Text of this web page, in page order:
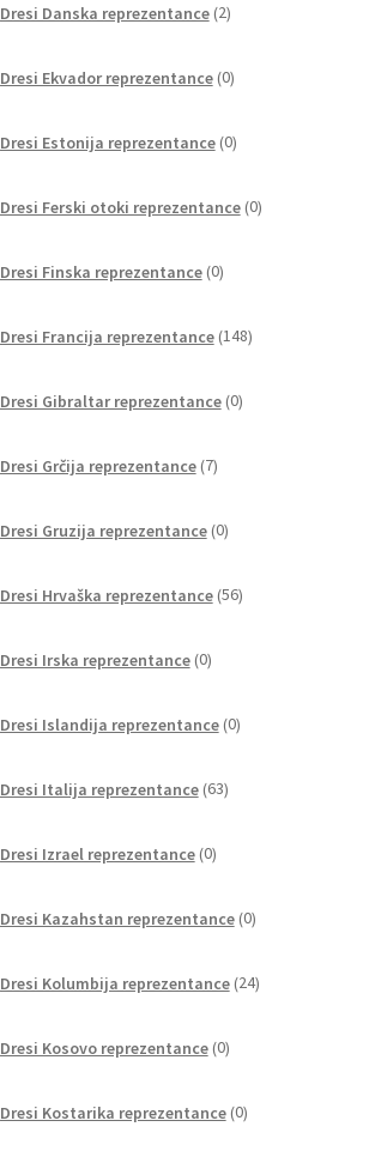
Dresi Danska reprezentance 2izdelka
Dresi Ekvador reprezentance 0izdelkov
Dresi Estonija reprezentance 0izdelkov
Dresi Ferski otoki reprezentance 0izdelkov
Dresi Finska reprezentance 0izdelkov
Dresi Francija reprezentance 148izdelkov
Dresi Gibraltar reprezentance 0izdelkov
Dresi Grčija reprezentance 7izdelkov
Dresi Gruzija reprezentance 0izdelkov
Dresi Hrvaška reprezentance 56izdelkov
Dresi Irska reprezentance 0izdelkov
Dresi Islandija reprezentance 0izdelkov
Dresi Italija reprezentance 63izdelkov
Dresi Izrael reprezentance 0izdelkov
Dresi Kazahstan reprezentance 0izdelkov
Dresi Kolumbija reprezentance 24izdelkov
Dresi Kosovo reprezentance 0izdelkov
Dresi Kostarika reprezentance 0izdelkov